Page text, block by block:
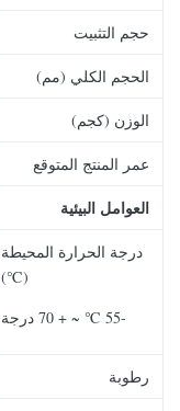
حجم التثبيت
الحجم الكلي (مم)
الوزن (كجم)
عمر المنتج المتوقع
العوامل البيئية
درجة الحرارة المحيطة
(℃)
-55 ℃ ~ + 70 درجة
رطوبة